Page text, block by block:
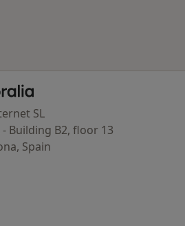
de inicio
SL
- Building B2, floor 13
Spain